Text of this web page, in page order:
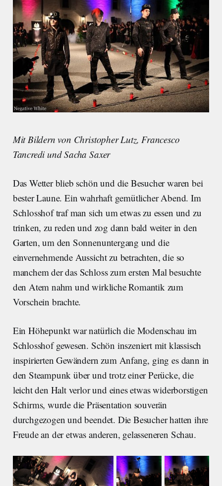
Mit Bildern von Christopher Lutz, Francesco
Tancredi und Sacha Saxer
Das Wetter blieb schön und die Besucher waren bei
bester Laune. Ein wahrhaft gemütlicher Abend. Im
Schlosshof traf man sich um etwas zu essen und zu
trinken, zu reden und zog dann bald weiter in den
Garten, um den Sonnenuntergang und die
einvernehmende Aussicht zu betrachten, die so
manchem der das Schloss zum ersten Mal besuchte
den Atem nahm und wirkliche Romantik zum
Vorschein brachte.
Ein Höhepunkt war natürlich die Modenschau im
Schlosshof gewesen. Schön inszeniert mit klassisch
inspirierten Gewändern zum Anfang, ging es dann in
den Steampunk über und trotz einer Perücke, die
leicht den Halt verlor und eines etwas widerborstigen
Schirms, wurde die Präsentation souverän
durchgezogen und beendet. Die Besucher hatten ihre
Freude an der etwas anderen, gelasseneren Schau.